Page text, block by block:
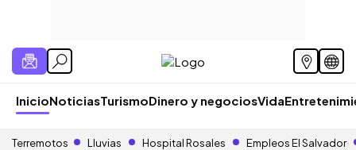
InicioNoticiasTurismoDinero y negociosVida
Terremotos Lluvias Hospital Rosales Empleos El Salvador